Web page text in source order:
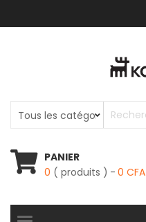
PANIER
0 ( produits ) 0 CFA